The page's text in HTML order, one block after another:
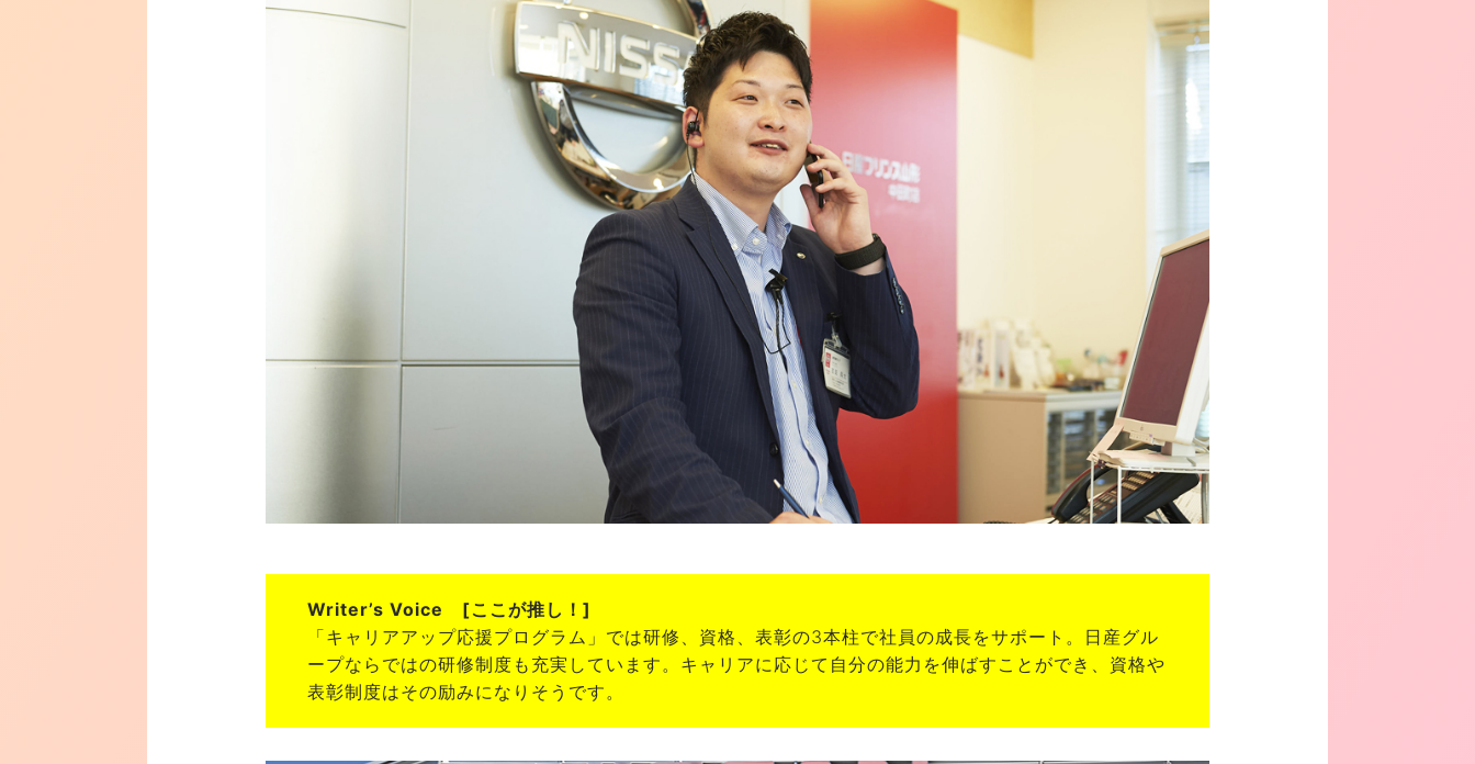
Writer’s Voice [ここが推し！]
「キャリアアップ応援プログラム」では研修、資格、表彰の3本柱で社員の成長をサポート。日産グル
ープならではの研修制度も充実しています。キャリアに応じて自分の能力を伸ばすことができ、資格や
表彰制度はその励みになりそうです。